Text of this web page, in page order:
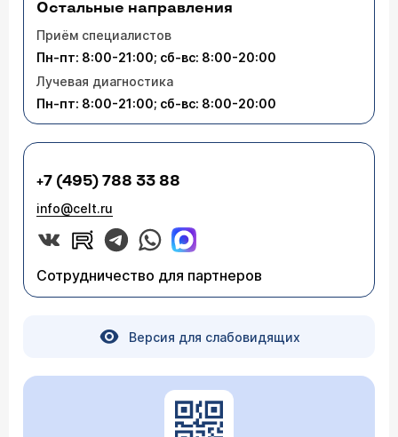
Остальные направления
Приём специалистов
Пн-пт: 8:00-21:00; сб-вс: 8:00-20:00
Лучевая диагностика
Пн-пт: 8:00-21:00; сб-вс: 8:00-20:00
+7 (495) 788 33 88
info@celt.ru
Сотрудничество для партнеров
Версия для слабовидящих